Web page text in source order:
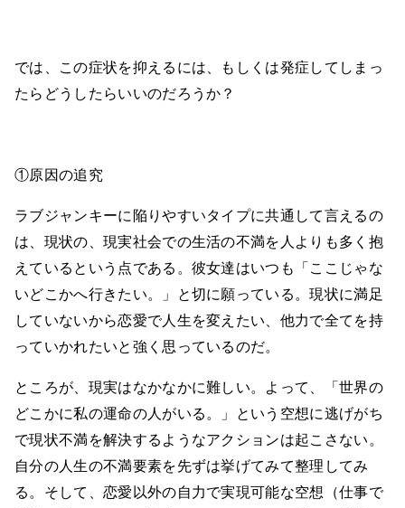
では、この症状を抑えるには、もしくは発症してしまっ
たらどうしたらいいのだろうか？
①原因の追究
ラブジャンキーに陥りやすいタイプに共通して言えるの
は、現状の、現実社会での生活の不満を人よりも多く抱
えているという点である。彼女達はいつも「ここじゃな
いどこかへ行きたい。」と切に願っている。現状に満足
していないから恋愛で人生を変えたい、他力で全てを持
っていかれたいと強く思っているのだ。
ところが、現実はなかなかに難しい。よって、「世界の
どこかに私の運命の人がいる。」という空想に逃げがち
で現状不満を解決するようなアクションは起こさない。
自分の人生の不満要素を先ずは挙げてみて整理してみ
る。そして、恋愛以外の自力で実現可能な空想（仕事で